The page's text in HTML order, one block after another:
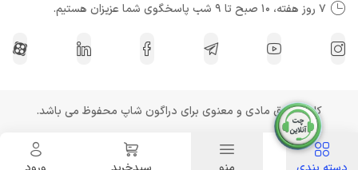
7 روز هفته، 10 صبح تا 9 شب پاسخگوی شما عزیزان هستیم.
کلیه حقوق مادی و معنوی برای دراگون شاپ محفوظ می باشد.